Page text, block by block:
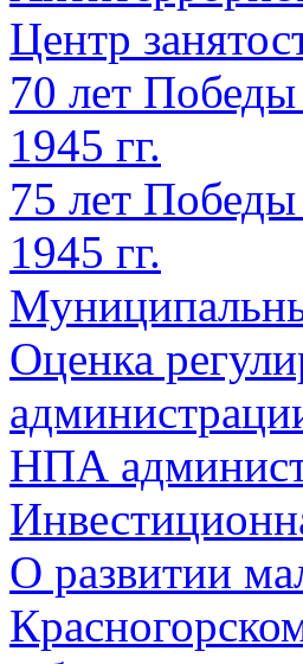
Центр
70 лет
1945 гг.
75 лет
1945 гг.
Оценка
НПА
О развитии